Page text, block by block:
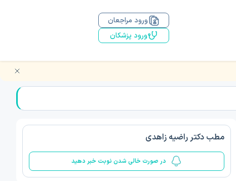
ورود مراجعان
ورود پزشکان
مطب دکتر راضیه زاهدی
در صورت خالی شدن نوبت خبر دهید